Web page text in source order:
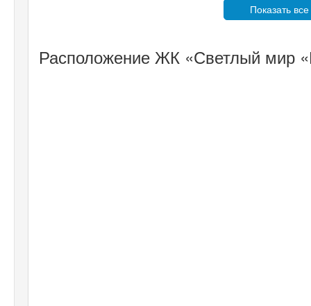
Показать
Расположение ЖК «Светлый мир